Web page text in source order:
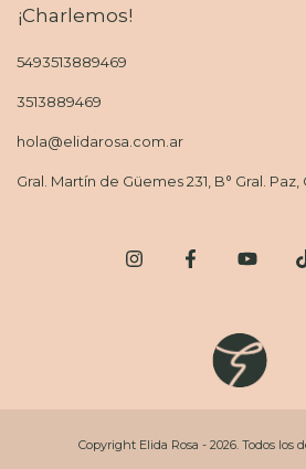
¡Charlemos!
5493513889469
3513889469
hola@elidarosa.com.ar
Gral. Martín de Güemes 231, B° Gral.
Copyright Elida Rosa - 2026. Todos los